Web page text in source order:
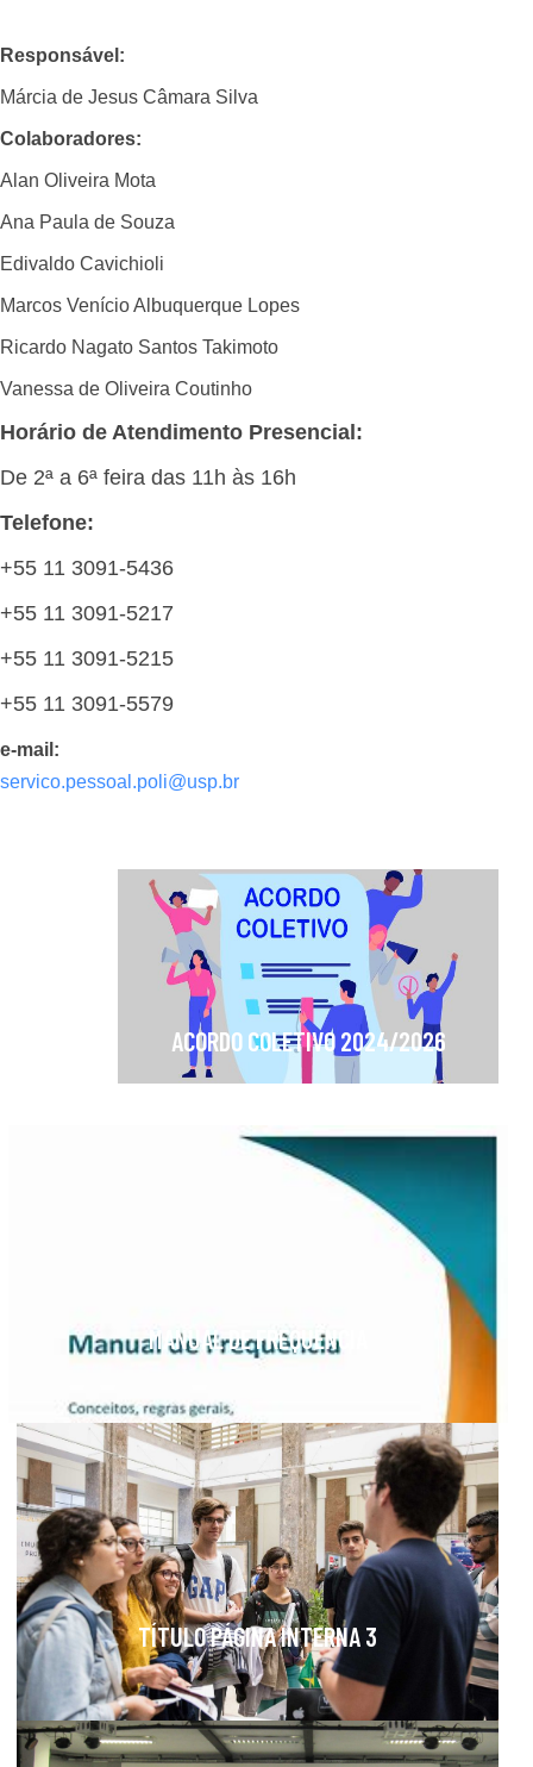
Responsável:
Márcia de Jesus Câmara Silva
Colaboradores:
Alan Oliveira Mota
Ana Paula de Souza
Edivaldo Cavichioli
Marcos Venício Albuquerque Lopes
Ricardo Nagato Santos Takimoto
Vanessa de Oliveira Coutinho
Horário de Atendimento Presencial:
De 2ª a 6ª feira das 11h às 16h
Telefone:
+55 11 3091-5436
+55 11 3091-5217
+55 11 3091-5215
+55 11 3091-5579
e-mail:
servico.pessoal.poli@usp.br
ACORDO COLETIVO 2024/2026
MANUAL DE FREQUÊNCIA
TÍTULO PÁGINA INTERNA 3